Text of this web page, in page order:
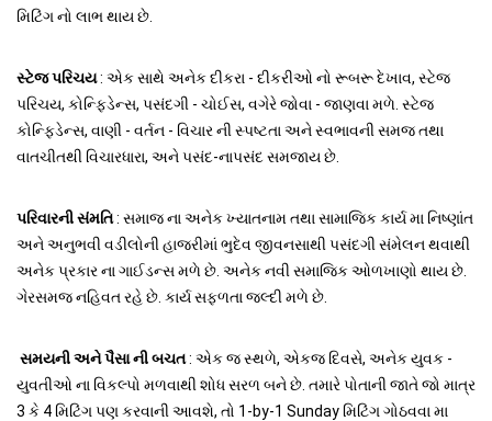
મિટિંગ નો લાભ થાય છે.
સ્ટેજ પરિચય: એક સાથે અનેક દીકરા - દીકરીઓ નો રૂબરૂ દેખાવ, સ્ટેજ
પરિચય, કોન્ફિડેન્સ, પસંદગી - ચોઈસ, વગેરે જોવા - જાણવા મળે. સ્ટેજ
કોન્ફિડેન્સ, વાણી - વર્તન - વિચાર ની સ્પષ્ટતા અને સ્વભાવની સમજ તથા
વાતચીતથી વિચારધારા, અને પસંદ-નાપસંદ સમજાય છે.
પરિવારની સંમતિ: સમાજ ના અનેક ખ્યાતનામ તથા સામાજિક કાર્ય મા નિષ્ણાંત
અને અનુભવી વડીલોની હાજરીમાં ભુદેવ જીવનસાથી પસંદગી સંમેલન થવાથી
અનેક પ્રકાર ના ગાઈડન્સ મળે છે. અનેક નવી સમાજિક ઓળખાણો થાય છે.
ગેરસમજ નહિવત રહે છે. કાર્ય સફળતા જલ્દી મળે છે.
સમયની અને પૈસા ની બચત: એક જ સ્થળે, એકજ દિવસે, અનેક યુવક -
યુવતીઓ ના વિકલ્પો મળવાથી શોધ સરળ બને છે. તમારે પોતાની જાતે જો માત્ર
3 કે 4 મિટિંગ પણ કરવાની આવશે, તો 1-by-1 Sunday મિટિંગ ગોઠવવા મા